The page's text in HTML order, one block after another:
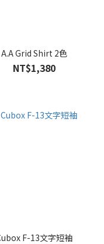
A.A Grid Shirt 2色
NT$1,380
F-13文字短袖